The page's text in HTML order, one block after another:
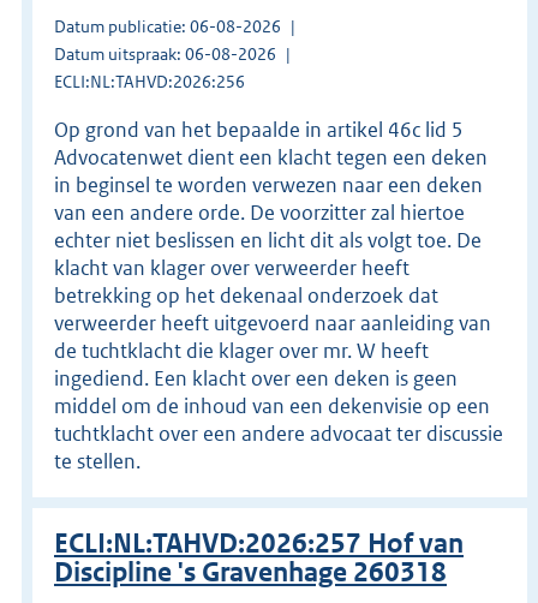
Datum publicatie: 06-08-2026
Datum uitspraak: 06-08-2026
ECLI:NL:TAHVD:2026:256
Op grond van het bepaalde in artikel 46c lid 5
Advocatenwet dient een klacht tegen een deken
in beginsel te worden verwezen naar een deken
van een andere orde. De voorzitter zal hiertoe
echter niet beslissen en licht dit als volgt toe. De
klacht van klager over verweerder heeft
betrekking op het dekenaal onderzoek dat
verweerder heeft uitgevoerd naar aanleiding van
de tuchtklacht die klager over mr. W heeft
ingediend. Een klacht over een deken is geen
middel om de inhoud van een dekenvisie op een
tuchtklacht over een andere advocaat ter discussie
te stellen.
ECLI:NL:TAHVD:2026:257 Hof van
Discipline 's Gravenhage 260318